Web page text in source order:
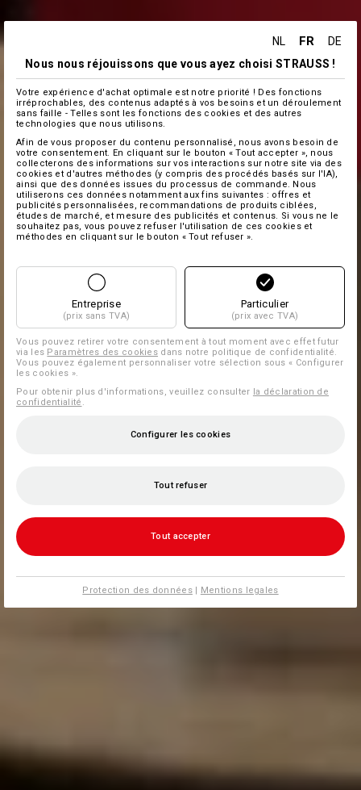
NL FR
DE
Nous nous réjouissons que vous ayez choisi STRAUSS !
Votre expérience d'achat optimale est notre priorité ! Des fonctions
irréprochables, des contenus adaptés à vos besoins et un déroulement
sans faille - Telles sont les fonctions des cookies et des autres
technologies que nous utilisons.
Afin de vous proposer du contenu personnalisé, nous avons besoin de
votre consentement. En cliquant sur le bouton « Tout accepter », nous
collecterons des informations sur vos interactions sur notre site via des
cookies et d'autres méthodes (y compris des procédés basés sur l'IA),
ainsi que des données issues du processus de commande. Nous
utiliserons ces données notamment aux fins suivantes : offres et
publicités personnalisées, recommandations de produits ciblées,
études de marché, et mesure des publicités et contenus. Si vous ne le
souhaitez pas, vous pouvez refuser l'utilisation de ces cookies et
méthodes en cliquant sur le bouton « Tout refuser ».
Entreprise
(prix sans TVA)
Particulier
(prix avec TVA)
Vous pouvez retirer votre consentement à tout moment avec effet futur
via les Paramètres des cookies dans notre politique de confidentialité.
Vous pouvez également personnaliser votre sélection sous « Configurer
les cookies ».
Pour obtenir plus d'informations, veuillez consulter la déclaration de
confidentialité
Configurer les cookies
Tout refuser
Tout accepter
Protection des données| Mentions legales